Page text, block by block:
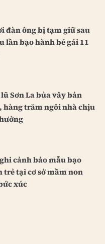
đàn ông bị tạm giữ sau
lần bạo hành bé gái 11
Sơn La bủa vây bản
hàng trăm ngôi nhà chịu
cảnh bảo mẫu bạo
trẻ tại cơ sở mầm non
xúc